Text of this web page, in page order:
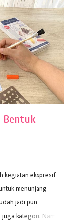
Bentuk
kegiatan ekspresif
menunjang
jadi pun
juga kategori. Namun,